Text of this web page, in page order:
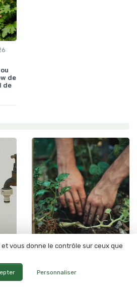
de
de
Outils électriques • 11/06/2025
praticité au jardin
vous donne le contrôle sur ceux que
Personnaliser